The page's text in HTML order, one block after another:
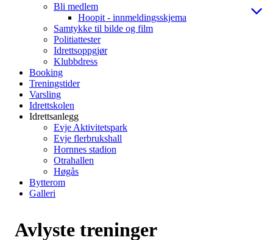
Bli medlem
Hoopit - innmeldingsskjema
Samtykke til bilde og film
Politiattester
Idrettsoppgjør
Klubbdress
Booking
Treningstider
Varsling
Idrettskolen
Idrettsanlegg
Evje Aktivitetspark
Evje flerbrukshall
Hornnes stadion
Otrahallen
Høgås
Bytterom
Galleri
Avlyste treninger